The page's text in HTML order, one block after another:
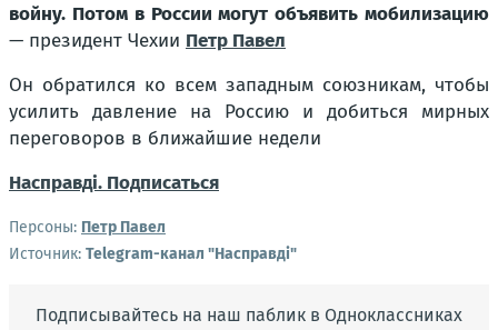
войну. Потом в России могут объявить мобилизацию
— президент Чехии Петр Павел
Он обратился ко всем западным союзникам, чтобы
усилить давление на Россию и добиться мирных
переговоров в ближайшие недели
Насправді. Подписаться
Персоны: Петр Павел
Источник: Telegram-канал "Насправдi"
Подписывайтесь на наш паблик в Одноклассниках